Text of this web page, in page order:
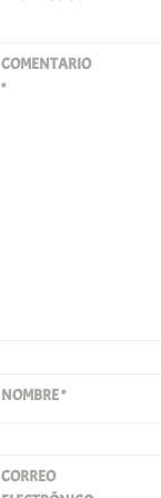
COMENTARIO
*
NOMBRE*
CORREO